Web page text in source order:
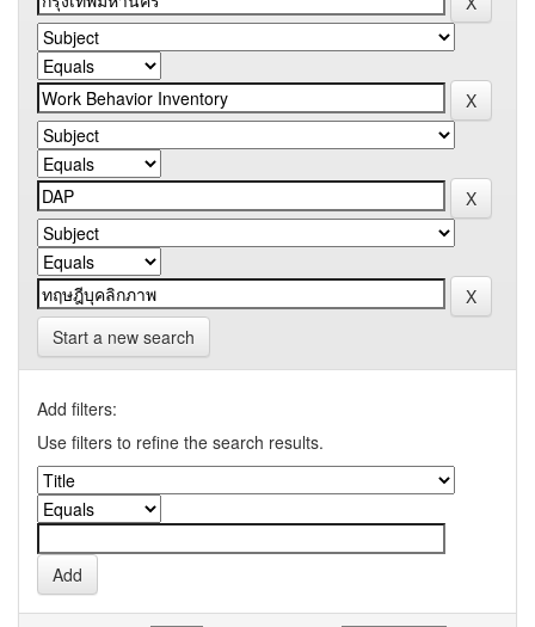
Start a new search
Add filters:
Use filters to refine the search results.